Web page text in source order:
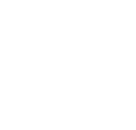
voimme kehittyä!